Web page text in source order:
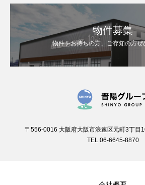
物件募集
物件をお持ちの方、ご存知の方ぜ
〒556-0016 大阪府大阪市浪速区元町3丁
TEL.06-6645-8870